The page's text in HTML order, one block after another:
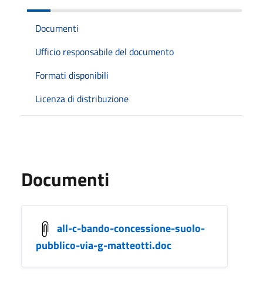
Documenti
Ufficio responsabile del documento
Formati disponibili
Licenza di distribuzione
Documenti
all-c-bando-concessione-suolo-
pubblico-via-g-matteotti.doc